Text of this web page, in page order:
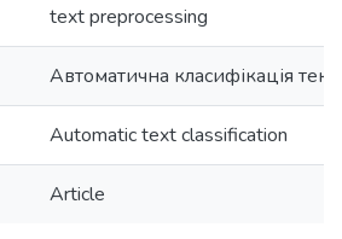
text preprocessing
Автоматична класифікація
Automatic text classification
Article